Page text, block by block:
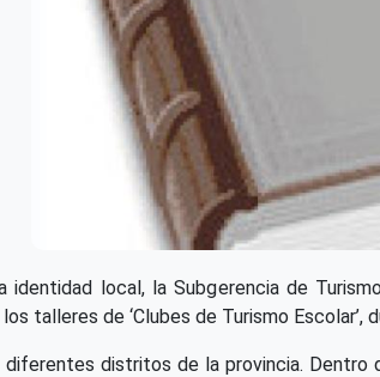
local, la Subgerencia de
talleres de ‘Clubes de Turismo Escolar’,
distritos de la provincia. Dentro